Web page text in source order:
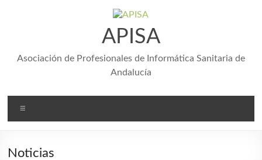
APISA
Asociación de Profesionales de Informática Sanitaria de
Andalucía
Noticias